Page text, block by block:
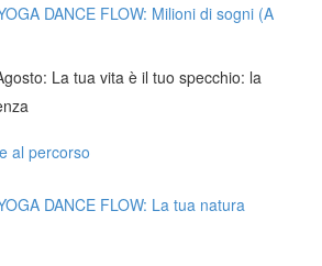
DANCE FLOW: Milioni di sogni (A
La tua vita è il tuo specchio: la
al percorso
DANCE FLOW: La tua natura